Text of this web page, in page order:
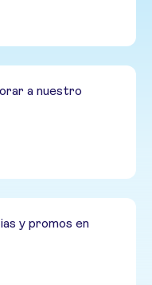
a nuestro
y promos en